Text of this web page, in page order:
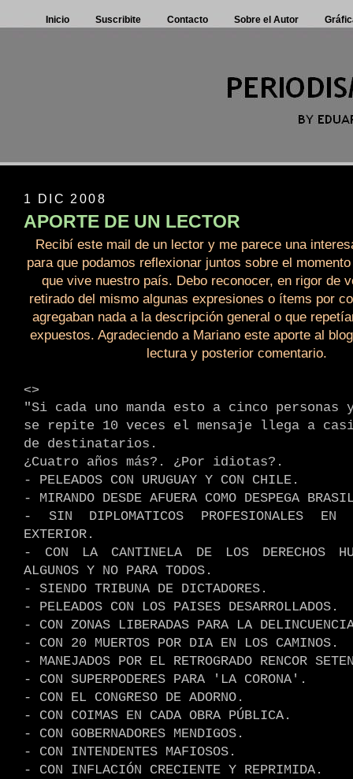
Inicio Suscribite Contacto Sobre el Autor
1 DIC 2008
APORTE DE UN LECTOR
Recibí este mail de un lector y me parece una
para que podamos reflexionar juntos sobre el
que vive nuestro país. Debo reconocer, en rigor de
retirado del mismo algunas expresiones o ítems por
agregaban nada a la descripción general o que
expuestos. Agradeciendo a Mariano este aporte al
lectura y posterior comentario.
<>
"Si cada uno manda esto a cinco personas
se repite 10 veces el mensaje llega a
de destinatarios.
¿Cuatro años más?. ¿Por idiotas?.
- PELEADOS CON URUGUAY Y CON CHILE.
- MIRANDO DESDE AFUERA COMO DESPEGA
- SIN DIPLOMATICOS PROFESIONALES EN
EXTERIOR.
- CON LA CANTINELA DE LOS DERECHOS
ALGUNOS Y NO PARA TODOS.
- SIENDO TRIBUNA DE DICTADORES.
- PELEADOS CON LOS PAISES DESARROLLADOS.
- CON ZONAS LIBERADAS PARA LA
- CON 20 MUERTOS POR DIA EN LOS CAMINOS.
- MANEJADOS POR EL RETROGRADO RENCOR
- CON SUPERPODERES PARA 'LA CORONA'.
- CON EL CONGRESO DE ADORNO.
- CON COIMAS EN CADA OBRA PÚBLICA.
- CON GOBERNADORES MENDIGOS.
- CON INTENDENTES MAFIOSOS.
- CON INFLACIÓN CRECIENTE Y REPRIMIDA.